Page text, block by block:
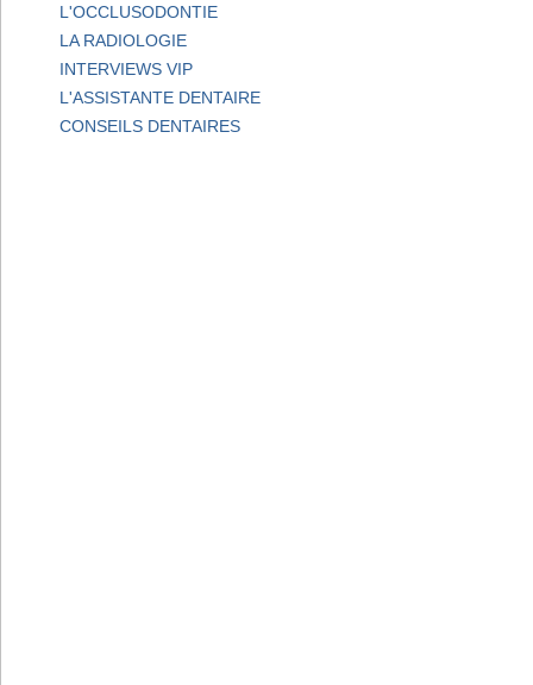
L'OCCLUSODONTIE
LA RADIOLOGIE
INTERVIEWS VIP
L'ASSISTANTE DENTAIRE
CONSEILS DENTAIRES